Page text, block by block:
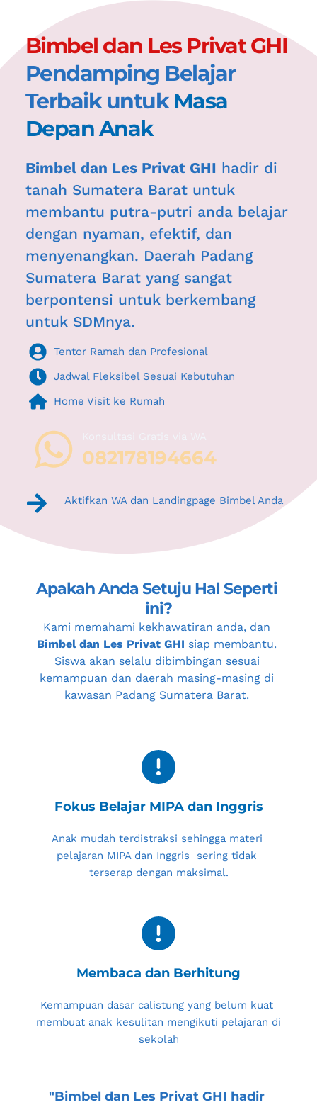
Bimbel dan Les Privat GHI
Pendamping Belajar
Terbaik untuk Masa
Depan Anak
Bimbel dan Les Privat GHI hadir di
tanah Sumatera Barat untuk
membantu putra-putri anda belajar
dengan nyaman, efektif, dan
menyenangkan. Daerah Padang
Sumatera Barat yang sangat
berpontensi untuk berkembang
untuk SDMnya.
Tentor Ramah dan Profesional
Jadwal Fleksibel Sesuai Kebutuhan
Home Visit ke Rumah
082178194664
Aktifkan WA dan Landingpage Bimbel Anda
Apakah Anda Setuju Hal Seperti
ini?
Bimbel dan Les Privat GHI siap membantu.
Siswa akan selalu dibimbingan sesuai
kemampuan dan daerah masing-masing di
kawasan Padang Sumatera Barat.
Fokus Belajar MIPA dan Inggris
Anak mudah terdistraksi sehingga materi
pelajaran MIPA dan Inggris  sering tidak
terserap dengan maksimal.
Membaca dan Berhitung
Kemampuan dasar calistung yang belum kuat
membuat anak kesulitan mengikuti pelajaran di
sekolah
"Bimbel dan Les Privat GHI hadir